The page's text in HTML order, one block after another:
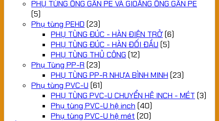
PHỤ TÙNG ỐNG GÂN PE VÀ GIOĂNG ỐNG GÂN PE
(5)
Phụ tùng PEHD (23)
PHỤ TÙNG ĐÚC - HÀN ĐIỆN TRỞ(6)
PHỤ TÙNG ĐÚC - HÀN ĐỐI ĐẦU (5)
PHỤ TÙNG THỦ CÔNG (12)
Phụ Tùng PP-R (23)
PHỤ TÙNG PP-R NHỰA BÌNH MINH (23)
Phụ tùng PVC-U (61)
PHỤ TÙNG PVC-U CHUYỂN HỆ INCH - MÉT (3)
Phụ tùng PVC-U hệ inch (40)
Phụ tùng PVC-U hệ mét (20)